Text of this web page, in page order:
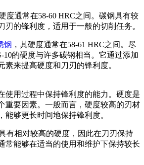
度通常在58-60 HRC之间。碳钢具有较
刃的锋利度，适用于一般的切削任务。
钢 ，其硬度通常在58-61 HRC之间。尽
10的硬度与许多碳钢相当。它通过添加
素来提高硬度和刀刃的锋利度。
使用过程中保持锋利度的能力。硬度是
重要因素。一般而言，硬度较高的刃材
能够更长时间地保持锋利度。
有相对较高的硬度，因此在刀刃保持
常能够在适当的使用和维护下保持较长